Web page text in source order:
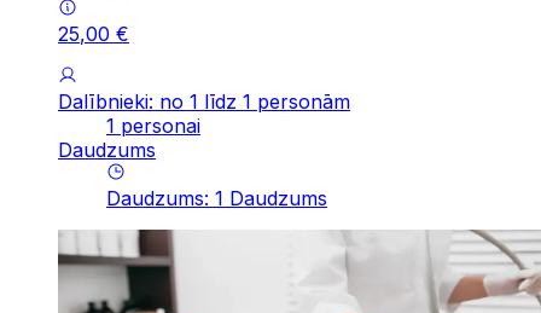
25,00 €
Dalībnieki: no 1 līdz 1 personām
1 personai
Daudzums
Daudzums: 1 Daudzums